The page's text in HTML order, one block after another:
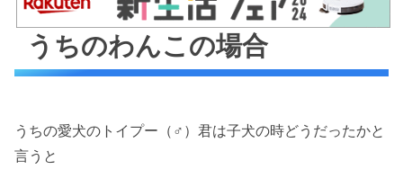
うちのわんこの場合
うちの愛犬のトイプー（♂）君は子犬の時どうだったかと
言うと